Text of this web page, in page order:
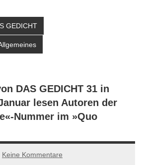
GEDICHT
DAS GEDICHT 31 in
lesen Autoren der
Nummer im »Quo
Keine Kommentare